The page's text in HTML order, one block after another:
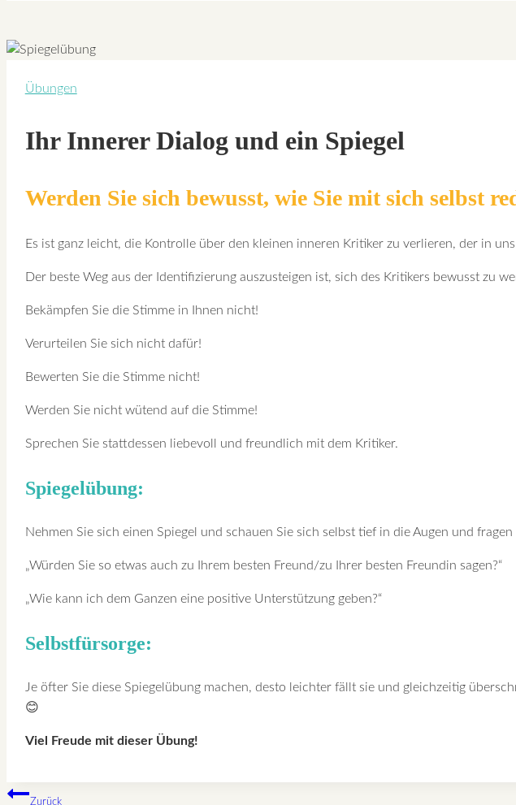
Übungen
Ihr Innerer Dialog und ein Spiegel
Werden Sie sich bewusst, wie Sie mit sich selbst
Es ist ganz leicht, die Kontrolle über den kleinen inneren Kritiker zu verlieren, der in
Der beste Weg aus der Identifizierung auszusteigen ist, sich des Kritikers bewusst zu
Bekämpfen Sie die Stimme in Ihnen nicht!
Verurteilen Sie sich nicht dafür!
Bewerten Sie die Stimme nicht!
Werden Sie nicht wütend auf die Stimme!
Sprechen Sie stattdessen liebevoll und freundlich mit dem Kritiker.
Spiegelübung:
Nehmen Sie sich einen Spiegel und schauen Sie sich selbst tief in die Augen und fragen
„Würden Sie so etwas auch zu Ihrem besten Freund/zu Ihrer besten Freundin sagen?“
„Wie kann ich dem Ganzen eine positive Unterstützung geben?“
Selbstfürsorge:
Je öfter Sie diese Spiegelübung machen, desto leichter fällt sie und gleichzeitig
😊
Viel Freude mit dieser Übung!
Beitragsnavigation
Zurück